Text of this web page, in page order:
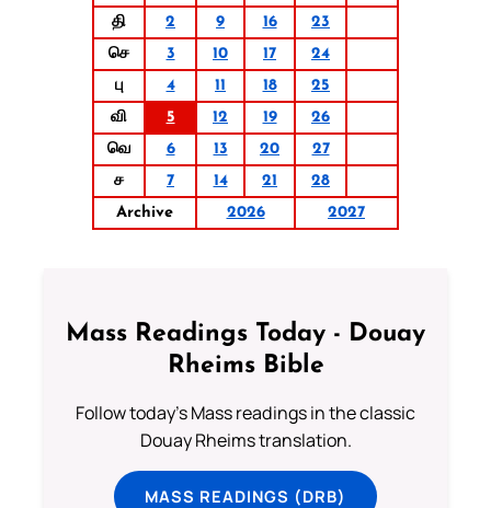
தி
2 9 16
23
செ
3 10 17
24
பு
4 11 18
25
வி
5 12 19
26
வெ
6 13 20
27
ச
7 14 21
28
Archive
2026 2027
Mass Readings Today - Douay
Rheims Bible
Follow today's Mass readings in the classic
Douay Rheims translation.
MASS READINGS (DRB)